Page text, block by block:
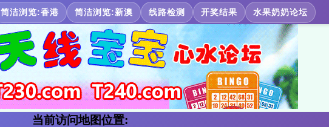
简洁浏览:香港 简洁浏览:新澳 线路检测 开奖结果 水果奶奶论坛
当前访问地图位置: